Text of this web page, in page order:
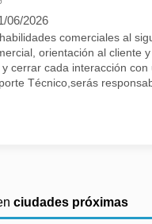
06/2026
comerciales al
orientación al cliente
cerrar cada interacción con
Técnico,serás
ciudades próximas